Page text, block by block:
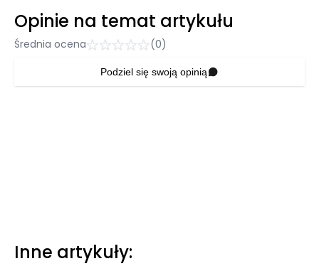
Opinie na temat artykułu
Średnia ocena (0)
Podziel się swoją opinią
Inne artykuły: